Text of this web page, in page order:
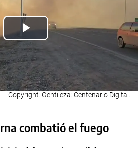
Gentileza: Centenario Digital.
combatió el fuego